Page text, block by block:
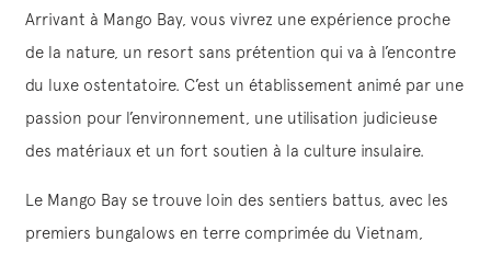
Arrivant à Mango Bay, vous vivrez une expérience proche
de la nature, un resort sans prétention qui va à l’encontre
du luxe ostentatoire. C’est un établissement animé par une
passion pour l’environnement, une utilisation judicieuse
des matériaux et un fort soutien à la culture insulaire.
Le Mango Bay se trouve loin des sentiers battus, avec les
premiers bungalows en terre comprimée du Vietnam,